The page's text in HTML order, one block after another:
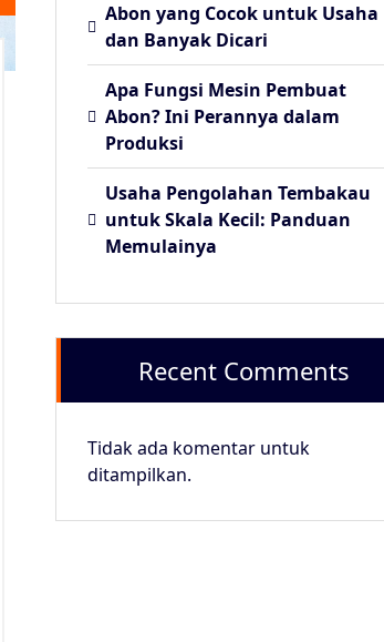
Abon yang Cocok untuk Usaha
dan Banyak Dicari
Apa Fungsi Mesin Pembuat
Abon? Ini Perannya dalam
Produksi
Usaha Pengolahan Tembakau
untuk Skala Kecil: Panduan
Memulainya
Recent Comments
Tidak ada komentar untuk
ditampilkan.